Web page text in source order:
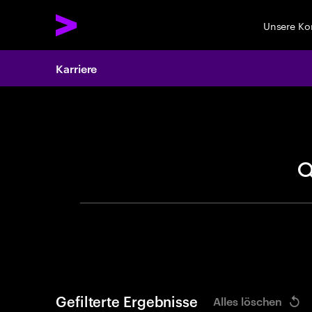
Unsere
Karriere
Gefilterte Ergebnisse Alles löschen